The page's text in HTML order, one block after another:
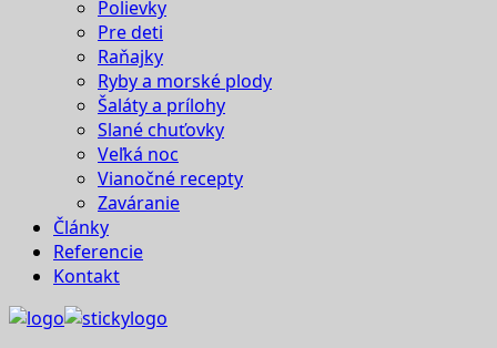
Polievky
Pre deti
Raňajky
Ryby a morské plody
Šaláty a prílohy
Slané chuťovky
Veľká noc
Vianočné recepty
Zaváranie
Články
Referencie
Kontakt